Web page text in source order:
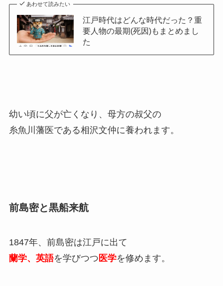
あわせて読みたい
江戸時代はどんな時代だった？重
要人物の最期(死因)もまとめまし
た
幼い頃に父が亡くなり、母方の叔父の
糸魚川藩医である相沢文仲に養われます。
前島密と黒船来航
1847年、前島密は江戸に出て
蘭学、英語を学びつつ 医学を修めます。